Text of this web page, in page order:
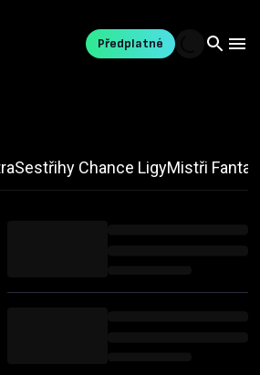
Předplatné
Sestřihy Chance LigyMistři Fantasy